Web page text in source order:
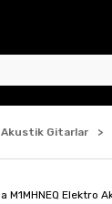
Akustik Gitarlar